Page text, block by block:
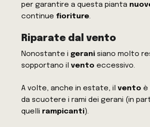
per garantire a questa pianta
continue fioriture.
Riparate dal vento
Nonostante igerani siano molto
sopportano ilvento eccessivo.
A volte, anche in estate, ilvento è
da scuotere i rami dei gerani (in
quelli rampicanti).